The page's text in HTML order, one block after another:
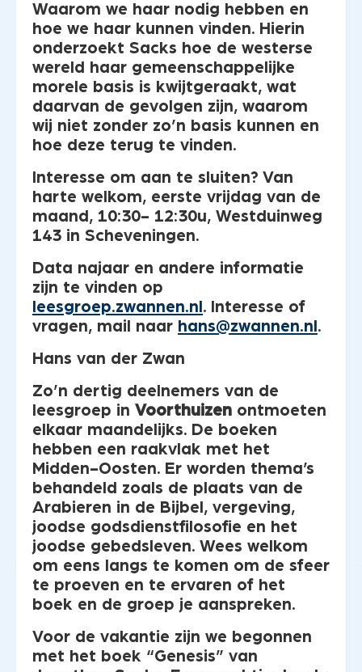
Waarom we haar nodig hebben en
hoe we haar kunnen vinden. Hierin
onderzoekt Sacks hoe de westerse
wereld haar gemeenschappelijke
morele basis is kwijtgeraakt, wat
daarvan de gevolgen zijn, waarom
wij niet zonder zo’n basis kunnen en
hoe deze terug te vinden.
Interesse om aan te sluiten? Van
harte welkom, eerste vrijdag van de
maand, 10:30- 12:30u, Westduinweg
143 in Scheveningen.
Data najaar en andere informatie
zijn te vinden op
leesgroep.zwannen.nl . Interesse of
vragen, mail naar hans@zwannen.nl .
Hans van der Zwan
Zo’n dertig deelnemers van de
leesgroep in Voorthuizen ontmoeten
elkaar maandelijks. De boeken
hebben een raakvlak met het
Midden-Oosten. Er worden thema’s
behandeld zoals de plaats van de
Arabieren in de Bijbel, vergeving,
joodse godsdienstfilosofie en het
joodse gebedsleven. Wees welkom
om eens langs te komen om de sfeer
te proeven en te ervaren of het
boek en de groep je aanspreken.
Voor de vakantie zijn we begonnen
met het boek “Genesis” van